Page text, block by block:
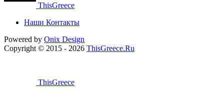
ThisGreece
Наши Контакты
Powered by Onix Design
Copyright © 2015 - 2026 ThisGreece.Ru
ThisGreece